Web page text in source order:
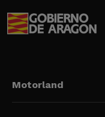
Motorland